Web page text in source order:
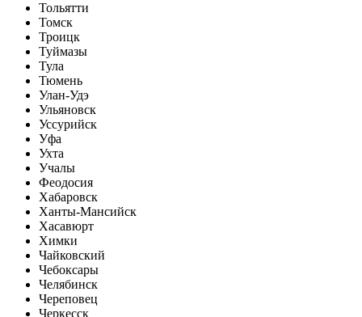
Тольятти
Томск
Троицк
Туймазы
Тула
Тюмень
Улан-Удэ
Ульяновск
Уссурийск
Уфа
Ухта
Учалы
Феодосия
Хабаровск
Ханты-Мансийск
Хасавюрт
Химки
Чайковский
Чебоксары
Челябинск
Череповец
Черкесск